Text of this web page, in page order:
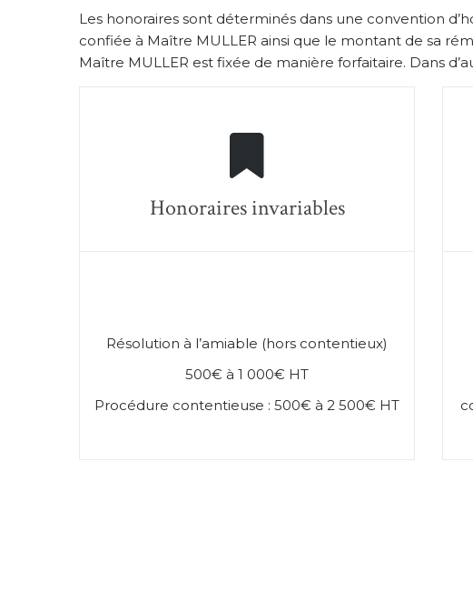
Les honoraires sont déterminés dans une convention
confiée à Maître MULLER ainsi que le montant de sa
Maître MULLER est fixée de manière forfaitaire. Dans
Honoraires invariables
Résolution à l’amiable (hors contentieux)
500€ à 1 000€ HT
Procédure contentieuse : 500€ à 2 500€ HT